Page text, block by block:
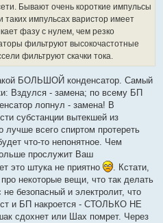
Бывают очень короткие импульсы
таких импульсах варистор имеет
фазу с нулем, чем резко
фильтруют высокочастотные
фильтруют скачки тока.
БОЛЬШОЙ конденсатор. Самый
Вздулся - замена; по всему БП
лопнул - замена! В
субстанции вытекшей из
лучше всего спиртом протереть
что-то непонятное. Чем
прослужит Ваш
это штука не приятно
. Кстати,
некоторые вещи, что так делать
безопасный и электролит, что
и БП накроется - СТОЛЬКО НЕ
сдохнет или Шах помрет. Через